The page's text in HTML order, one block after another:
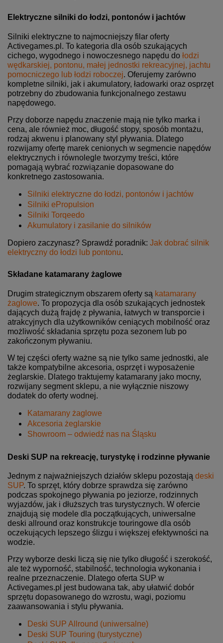
Elektryczne silniki do łodzi, pontonów i jachtów
Silniki elektryczne to najmocniejszy filar oferty
Activegames.pl. To kategoria dla osób szukających
cichego, wygodnego i nowoczesnego napędu do łodzi
wędkarskiej, pontonu, małej jednostki rekreacyjnej, jachtu
pomocniczego lub łodzi roboczej. Oferujemy zarówno
kompletne silniki, jak i akumulatory, ładowarki oraz osprzęt
potrzebny do zbudowania funkcjonalnego zestawu
napędowego.
Przy doborze napędu znaczenie mają nie tylko marka i
cena, ale również moc, długość stopy, sposób montażu,
rodzaj akwenu i planowany styl pływania. Dlatego
rozwijamy ofertę marek cenionych w segmencie napędów
elektrycznych i równolegle tworzymy treści, które
pomagają wybrać rozwiązanie dopasowane do
konkretnego zastosowania.
Silniki elektryczne do łodzi, pontonów i jachtów
Silniki ePropulsion
Silniki Torqeedo
Akumulatory i zasilanie do silników
Dopiero zaczynasz? Sprawdź poradnik: Jak dobrać silnik
elektryczny do łodzi lub pontonu.
Składane katamarany żaglowe
Drugim strategicznym obszarem oferty są katamarany
żaglowe. To propozycja dla osób szukających jednostek
dających dużą frajdę z pływania, łatwych w transporcie i
atrakcyjnych dla użytkowników ceniących mobilność oraz
możliwość składania sprzętu poza sezonem lub po
zakończonym pływaniu.
W tej części oferty ważne są nie tylko same jednostki, ale
także kompatybilne akcesoria, osprzęt i wyposażenie
żeglarskie. Dlatego traktujemy katamarany jako mocny,
rozwijany segment sklepu, a nie wyłącznie niszowy
dodatek do oferty wodnej.
Katamarany żaglowe
Akcesoria żeglarskie
Showroom – odwiedź nas na Śląsku
Deski SUP na rekreację, turystykę i rodzinne pływanie
Jednym z najważniejszych działów sklepu pozostają deski
SUP. To sprzęt, który dobrze sprawdza się zarówno
podczas spokojnego pływania po jeziorze, rodzinnych
wyjazdów, jak i dłuższych tras turystycznych. W ofercie
znajdują się modele dla początkujących, uniwersalne
deski allround oraz konstrukcje touringowe dla osób
oczekujących lepszego ślizgu i większej efektywności na
wodzie.
Przy wyborze deski liczą się nie tylko długość i szerokość,
ale też wyporność, stabilność, technologia wykonania i
realne przeznaczenie. Dlatego oferta SUP w
Activegames.pl jest budowana tak, aby ułatwić dobór
sprzętu dopasowanego do wzrostu, wagi, poziomu
zaawansowania i stylu pływania.
Deski SUP Allround (uniwersalne)
Deski SUP Touring (turystyczne)